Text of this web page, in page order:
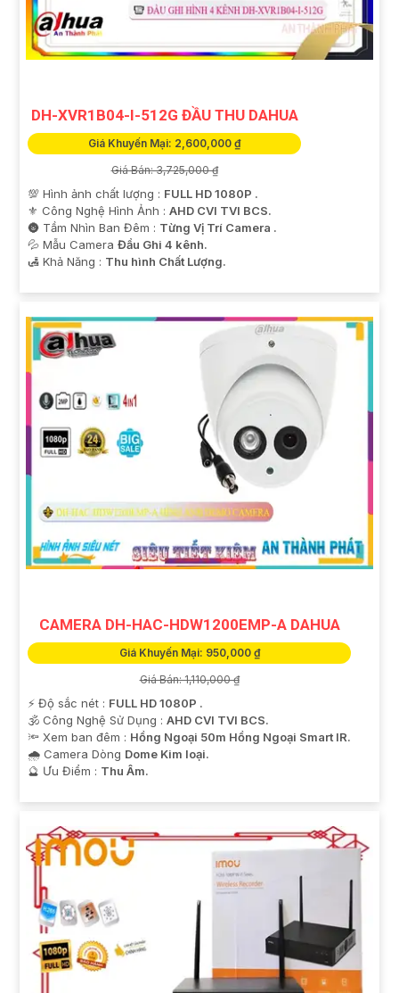
Nhớ kiểm tra và lựa chọn sản phẩm phù hợp với nhu
cầu sử dụng và không gian lắp đặt của bạn. Bạn có thể
tham khảo thêm thông tin chi tiết và mua hàng tại các
phù hợp!
DH-XVR1B04-I-512G ĐẦU THU DAHUA
Giá Khuyến Mại: 2,600,000 ₫
Giá Bán: 3,725,000 ₫
💯 Hình ảnh chất lượng : FULL HD 1080P .
⚜️ Công Nghệ Hình Ảnh : AHD CVI TVI BCS.
🌚 Tầm Nhìn Ban Đêm : Từng Vị Trí Camera .
💦 Mẫu Camera Đầu Ghi 4 kênh.
️🛃 Khả Năng : Thu hình Chất Lượng.
CAMERA DH-HAC-HDW1200EMP-A DAHUA
Giá Khuyến Mại: 950,000 ₫
Giá Bán: 1,110,000 ₫
️⚡ Độ sắc nét : FULL HD 1080P .
🕉️ Công Nghệ Sử Dụng : AHD CVI TVI BCS.
🔦 Xem ban đêm : Hồng Ngoại 50m Hồng Ngoại Smart IR.
🌧️ Camera Dòng Dome Kim loại.
️🔮 Ưu Điểm : Thu Âm.